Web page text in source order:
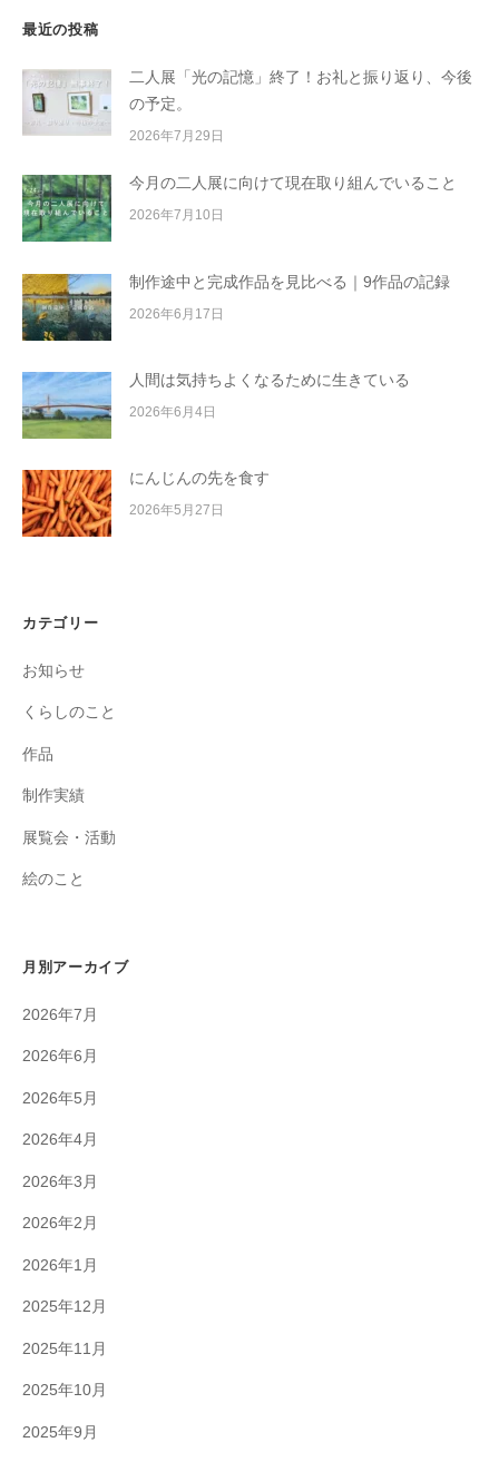
最近の投稿
二人展「光の記憶」終了！お礼と振り返り、今後
の予定。
2026年7月29日
今月の二人展に向けて現在取り組んでいること
2026年7月10日
制作途中と完成作品を見比べる｜9作品の記録
2026年6月17日
人間は気持ちよくなるために生きている
2026年6月4日
にんじんの先を食す
2026年5月27日
カテゴリー
お知らせ
くらしのこと
作品
制作実績
展覧会・活動
絵のこと
月別アーカイブ
2026年7月
2026年6月
2026年5月
2026年4月
2026年3月
2026年2月
2026年1月
2025年12月
2025年11月
2025年10月
2025年9月